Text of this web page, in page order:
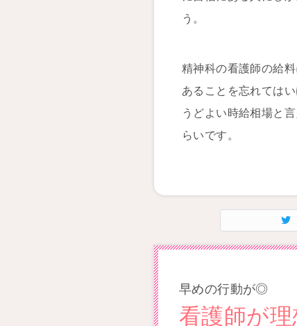
う。
精神科の看護師の給
あることを忘れては
うどよい時給相場と
らいです。
早めの行動が◎
看護師が